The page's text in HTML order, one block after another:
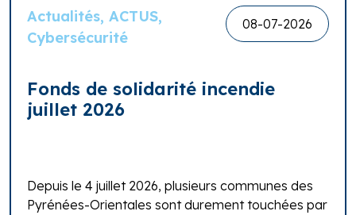
Actualités, ACTUS,
Cybersécurité
08-07-2026
Fonds de solidarité incendie
juillet 2026
Depuis le 4 juillet 2026, plusieurs communes des
Pyrénées-Orientales sont durement touchées par